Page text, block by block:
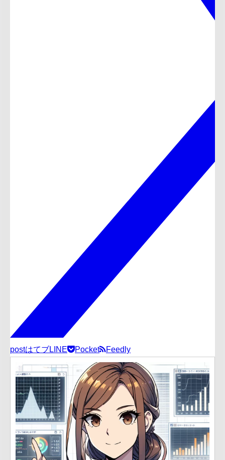
postはてブLINE Pocket Feedly